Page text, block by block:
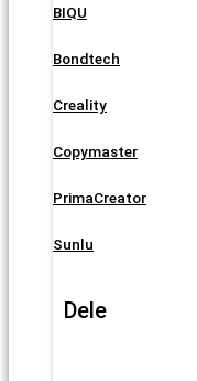
BIQU
Bondtech
Creality
Copymaster
PrimaCreator
Sunlu
Dele